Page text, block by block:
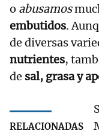
o abusamos
embutidos.
de diversas
nutrientes,
de sal, grasa y
RELACIONADAS